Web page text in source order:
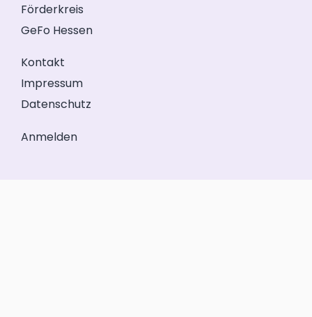
Förderkreis
GeFo Hessen
Kontakt
Impressum
Datenschutz
Anmelden